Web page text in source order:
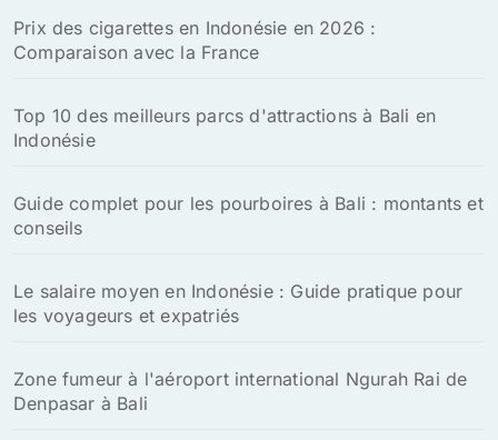
Prix des cigarettes en Indonésie en 2026 :
Comparaison avec la France
Top 10 des meilleurs parcs d'attractions à Bali en
Indonésie
Guide complet pour les pourboires à Bali : montants et
conseils
Le salaire moyen en Indonésie : Guide pratique pour
les voyageurs et expatriés
Zone fumeur à l'aéroport international Ngurah Rai de
Denpasar à Bali